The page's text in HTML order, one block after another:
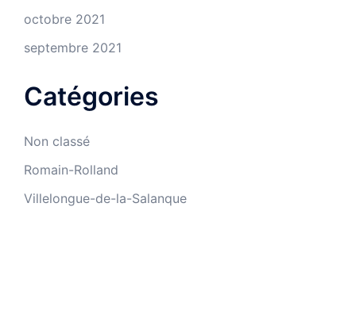
octobre 2021
septembre 2021
Catégories
Non classé
Romain-Rolland
Villelongue-de-la-Salanque